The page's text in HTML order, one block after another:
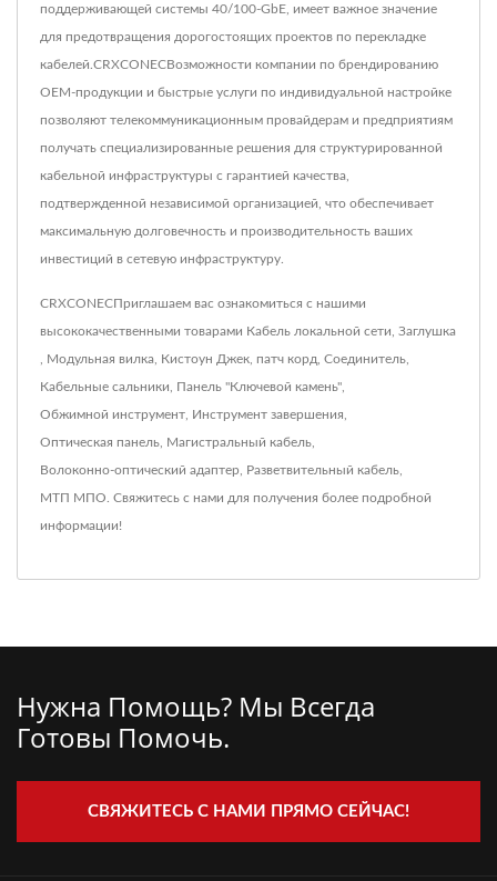
поддерживающей системы 40/100-GbE, имеет важное значение
для предотвращения дорогостоящих проектов по перекладке
кабелей.CRXCONECВозможности компании по брендированию
OEM-продукции и быстрые услуги по индивидуальной настройке
позволяют телекоммуникационным провайдерам и предприятиям
получать специализированные решения для структурированной
кабельной инфраструктуры с гарантией качества,
подтвержденной независимой организацией, что обеспечивает
максимальную долговечность и производительность ваших
инвестиций в сетевую инфраструктуру.
CRXCONECПриглашаем вас ознакомиться с нашими
высококачественными товарами Кабель локальной сети Заглушка
Модульная вилка Кистоун Джек патч корд Соединитель
Кабельные сальники Панель "Ключевой камень"
Обжимной инструмент Инструмент завершения
Оптическая панель Магистральный кабель
Волоконно-оптический адаптер Разветвительный кабель
МТП МПО Свяжитесь с нами для получения более подробной
информации!
Нужна Помощь? Мы Всегда
Готовы Помочь.
СВЯЖИТЕСЬ С НАМИ ПРЯМО СЕЙЧАС!